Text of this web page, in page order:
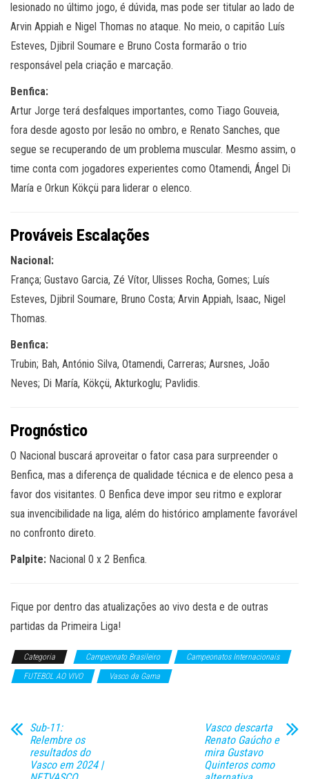
lesionado no último jogo, é dúvida, mas pode ser titular ao lado de
Arvin Appiah e Nigel Thomas no ataque. No meio, o capitão Luís
Esteves, Djibril Soumare e Bruno Costa formarão o trio
responsável pela criação e marcação.
Benfica:
Artur Jorge terá desfalques importantes, como Tiago Gouveia,
fora desde agosto por lesão no ombro, e Renato Sanches, que
segue se recuperando de um problema muscular. Mesmo assim, o
time conta com jogadores experientes como Otamendi, Ángel Di
María e Orkun Kökçü para liderar o elenco.
Prováveis Escalações
Nacional:
França; Gustavo Garcia, Zé Vítor, Ulisses Rocha, Gomes; Luís
Esteves, Djibril Soumare, Bruno Costa; Arvin Appiah, Isaac, Nigel
Thomas.
Benfica:
Trubin; Bah, António Silva, Otamendi, Carreras; Aursnes, João
Neves; Di María, Kökçü, Akturkoglu; Pavlidis.
Prognóstico
O Nacional buscará aproveitar o fator casa para surpreender o
Benfica, mas a diferença de qualidade técnica e de elenco pesa a
favor dos visitantes. O Benfica deve impor seu ritmo e explorar
sua invencibilidade na liga, além do histórico amplamente favorável
no confronto direto.
Palpite: Nacional 0 x 2 Benfica.
Fique por dentro das atualizações ao vivo desta e de outras
partidas da Primeira Liga!
Categoria Campeonato Brasileiro
Campeonatos Internacionais
FUTEBOL AO VIVO
Vasco da Gama
Sub-11:
Relembre os
resultados do
Vasco em 2024 |
Vasco descarta
Renato Gaúcho e
mira Gustavo
Quinteros como